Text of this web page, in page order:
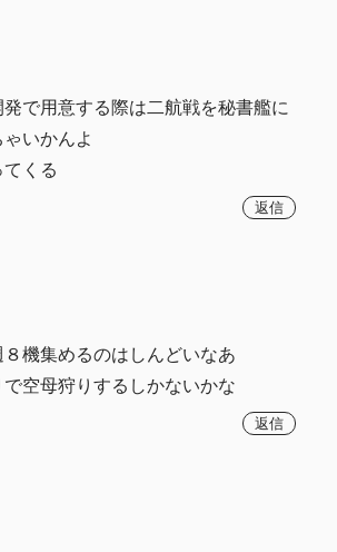
で用意する際は二航戦を秘書艦に
いかんよ
くる
返信
機集めるのはしんどいなあ
空母狩りするしかないかな
返信